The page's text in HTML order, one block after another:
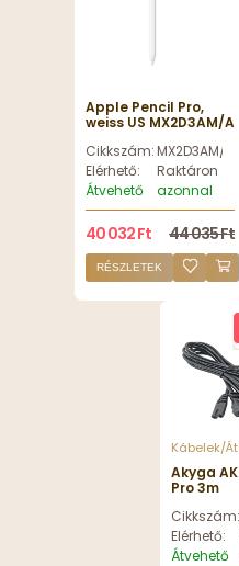
Apple Pencil Pro,
weiss US MX2D3AM/A
Cikkszám:MX2D3AM/A
Elérhető:
Raktáron
Átvehető
azonnal
40 032 Ft 44 035 Ft
RÉSZLETEK
Kábelek/
Akyga
Pro 3m
Cikkszám:
Elérhető:
Átvehető